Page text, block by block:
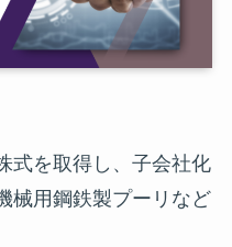
式を取得し、子会社化
械用鋼鉄製プーリなど